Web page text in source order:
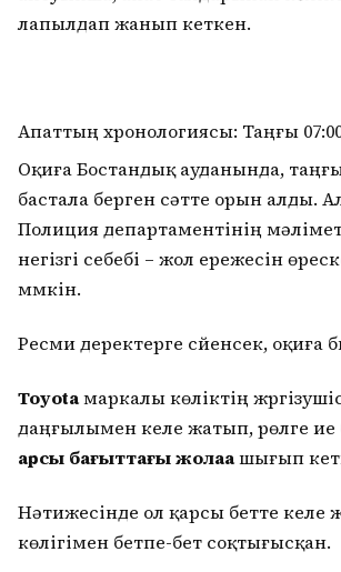
лапылдап жанып кеткен.
Апаттың хронологиясы: Таңғы
Оқиға Бостандық ауданында,
бастала берген сәтте орын алды.
Полиция департаментінің
негізгі себебі – жол ережесін
мүмкін.
Ресми деректерге сүйенсек, оқиға
Toyotaмаркалы көліктің
даңғылымен келе жатып, рөлге ие
қарсы бағыттағы жолаққашығып
Нәтижесінде ол қарсы бетте келе
көлігімен бетпе-бет соқтығысқан.